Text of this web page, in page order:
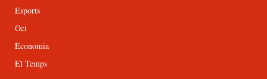
Esports
Oci
Economia
El Temps